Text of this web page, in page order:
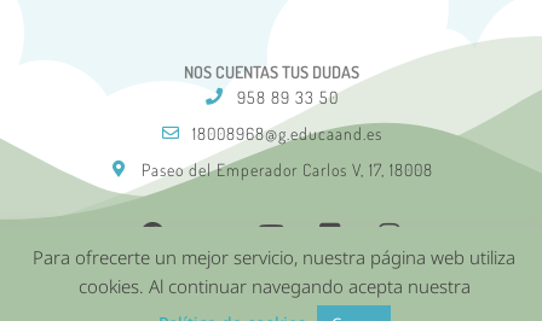
NOS CUENTAS TUS DUDAS
958 89 33 50
18008968@g.educaand.es
Paseo del Emperador Carlos V, 17, 18008
Aviso Legal Política de Cookies Política de privacidad
Para ofrecerte un mejor servicio, nuestra página web utiliza
cookies. Al continuar navegando acepta nuestra